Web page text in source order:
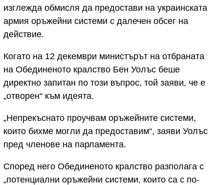
изглежда обмисля да предостави на украинската
армия оръжейни системи с далечен обсег на
действие.
Когато на 12 декември министърът на отбраната
на Обединеното кралство Бен Уолъс беше
директно запитан по този въпрос, той заяви, че е
„отворен“ към идеята.
„Непрекъснато проучвам оръжейните системи,
които бихме могли да предоставим“, заяви Уолъс
пред членове на парламента.
Според него Обединеното кралство разполага с
„потенциални оръжейни системи, които са с по-